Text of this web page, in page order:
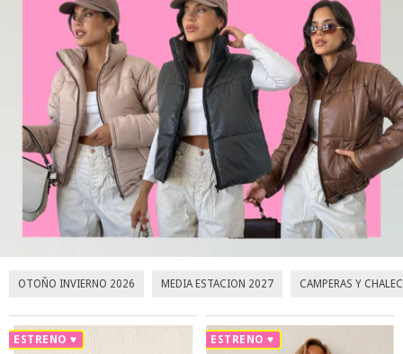
OTOÑO INVIERNO 2026 MEDIA ESTACION 2027 CAMPERAS Y
ESTRENO ♥ ESTRENO ♥